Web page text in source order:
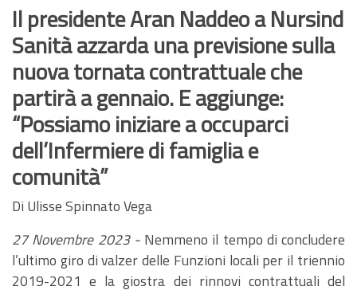
Il presidente Aran Naddeo a Nursind
Sanità azzarda una previsione sulla
nuova tornata contrattuale che
partirà a gennaio. E aggiunge:
“Possiamo iniziare a occuparci
dell’Infermiere di famiglia e
comunità”
Di Ulisse Spinnato Vega
27 Novembre 2023 -Nemmeno il tempo di concludere
l’ultimo giro di valzer delle Funzioni locali per il triennio
2019-2021 e la giostra dei rinnovi contrattuali del